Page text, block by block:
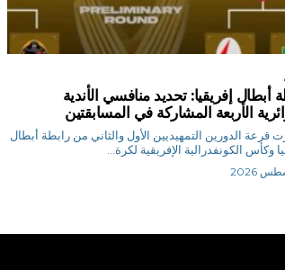
أبطال إفريقيا: تحديد منافسي الأندية
الأربعة المشاركة في المسابقتين
قرعة الدورين التمهيديين الأول والثاني من رابطة أبطال
وكأس الكونفدرالية الإفريقية لكرة...